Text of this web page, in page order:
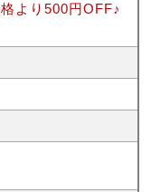
より500円OFF♪